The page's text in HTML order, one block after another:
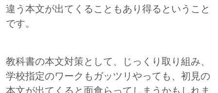
違う本文が出てくることもあり得るということ
です。
教科書の本文対策として、じっくり取り組み、
学校指定のワークもガッツリやっても、初見の
本文が出てくると面食らってしまうかもしれま